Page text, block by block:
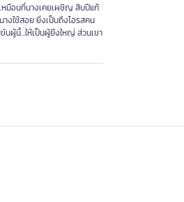
หมือนที่นางเคยเผชิญ สิบปีแก้
างใช้สอย ยิ่งเป็นถึงโอรสคน
นผู้นี้...ให้เป็นผู้ยิ่งใหญ่ ส่วนเขา